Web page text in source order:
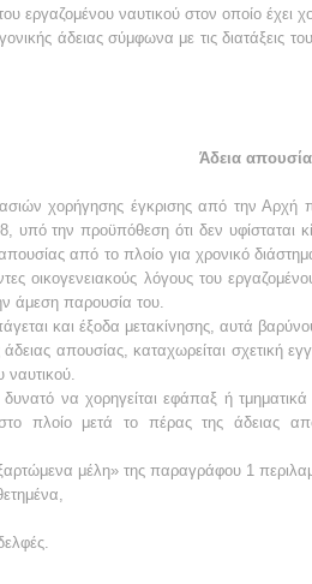
εργαζομένου ναυτικού στον οποίο
άδειας σύμφωνα με τις διατάξεις
Άδεια
χορήγησης έγκρισης από την
υπό την προϋπόθεση ότι δεν υφίσταται
από το πλοίο για χρονικό
οικογενειακούς λόγους του
άμεση παρουσία του.
και έξοδα μετακίνησης, αυτά
απουσίας, καταχωρείται σχετική
να χορηγείται εφάπαξ ή
πλοίο μετά το πέρας της άδειας
μέλη» της παραγράφου 1